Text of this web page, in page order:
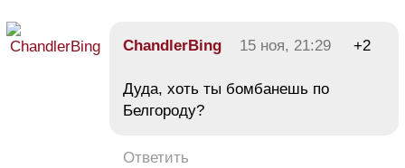
ChandlerBing 15 ноя, 21:29 +2
Дуда, хоть ты бомбанешь по
Белгороду?
Ответить